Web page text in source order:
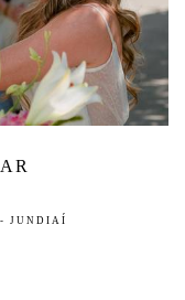
- JUNDIAÍ